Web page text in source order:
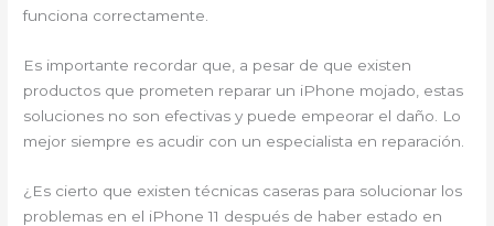
funciona correctamente.
Es importante recordar que, a pesar de que existen
productos que prometen reparar un iPhone mojado, estas
soluciones no son efectivas y puede empeorar el daño. Lo
mejor siempre es acudir con un especialista en reparación.
¿Es cierto que existen técnicas caseras para solucionar los
problemas en el iPhone 11 después de haber estado en